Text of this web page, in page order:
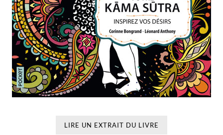
LIRE UN EXTRAIT DU LIVRE